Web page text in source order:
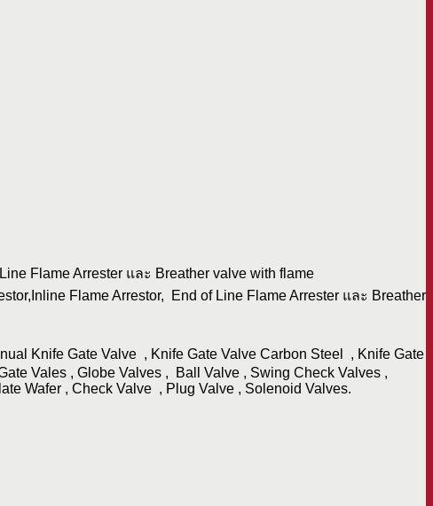
Flame Arrester และ Breather valve with flame
Flame Arrestor, End of Line Flame Arrester และ Breather
Knife Gate Valve , Knife Gate Valve Carbon Steel , Knife Gate
Vales , Globe Valves , Ball Valve , Swing Check Valves ,
Wafer , Check Valve , Plug Valve , Solenoid Valves.